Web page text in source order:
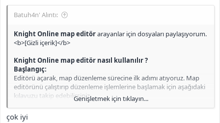
Batuh4n' Alıntı:
Knight Online map editörarayanlar için dosyaları paylaşıyorum.
<b>[Gizli içerik]</b>
Knight Online map editör nasıl kullanılır ?
Başlangıç:
Editörü açarak, map düzenleme sürecine ilk adımı atıyoruz. Map
editörünü çalıştırıp düzenleme işlemlerine başlamak için aşağıdaki
kılavuzu takip edebilirsiniz.
Sık Kullanılan Araçlar ve İşlevleri:
Genişletmek için tıklayın...
çok iyi